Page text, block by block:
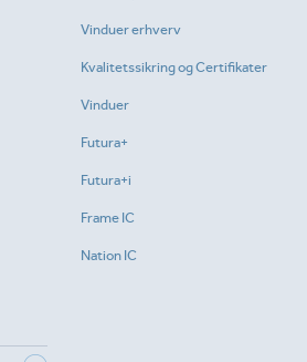
Vinduer erhverv
Kvalitetssikring og Certifikater
Vinduer
Futura+
Futura+i
Frame IC
Nation IC